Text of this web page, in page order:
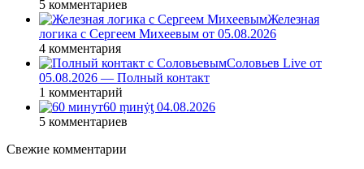
5 комментариев
Железная
логика с Сергеем Михеевым от 05.08.2026
4 комментария
Соловьев Live от
05.08.2026 — Полный контакт
1 комментарий
60 ṃинẏƫ 04.08.2026
5 комментариев
Свежие комментарии